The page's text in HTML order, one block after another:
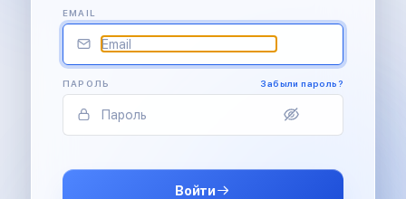
EMAIL
ПАРОЛЬ Забыли пароль?
Войти